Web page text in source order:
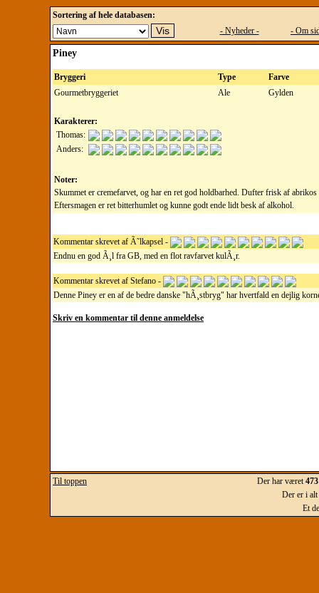
Sortering af hele databasen:
- Nyheder -
- Om
Piney
Bryggeri Type
Farve
Gourmetbryggeriet
Ale Gylden
Karakterer:
Thomas:
Anders:
Noter:
Skummet er cremefarvet, og har en ret god holdbarhed. Dufter frisk af
Eftersmagen er ret bitterhumlet og kunne godt ende lidt besk af alkohol.
Kommentar skrevet af Ã˜lkapsel -
Endnu en god Ã¸l fra GB, med en flot ravfarvet kulÃ¸r.
Kommentar skrevet af Stefano -
Denne Piney er en af de bedre danske "hÃ¸stbryg" har hvertfald en dejlig
Skriv en kommentar til denne anmeldelse
Til toppen Der har været
Der er i alt
Et